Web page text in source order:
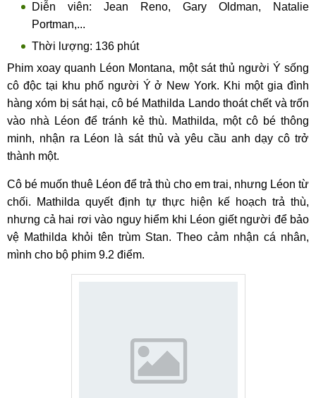
Diễn viên: Jean Reno, Gary Oldman, Natalie
Portman,...
Thời lượng: 136 phút
Phim xoay quanh Léon Montana, một sát thủ người Ý sống
cô độc tại khu phố người Ý ở New York. Khi một gia đình
hàng xóm bị sát hại, cô bé Mathilda Lando thoát chết và trốn
vào nhà Léon để tránh kẻ thù. Mathilda, một cô bé thông
minh, nhận ra Léon là sát thủ và yêu cầu anh dạy cô trở
thành một.
Cô bé muốn thuê Léon để trả thù cho em trai, nhưng Léon từ
chối. Mathilda quyết định tự thực hiện kế hoạch trả thù,
nhưng cả hai rơi vào nguy hiểm khi Léon giết người để bảo
vệ Mathilda khỏi tên trùm Stan. Theo cảm nhận cá nhân,
mình cho bộ phim 9.2 điểm.